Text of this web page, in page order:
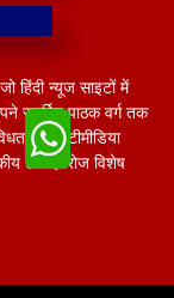
हिंदी न्यूज साइटों में
समर्पित पाठक वर्ग तक
मल्टीमीडिया
टीम हररोज विशेष